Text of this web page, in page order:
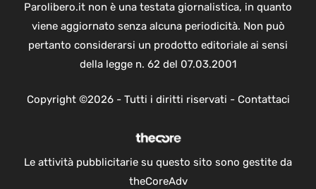
Parolibero.it non è una testata giornalistica, in quanto
viene aggiornato senza alcuna periodicità. Non può
pertanto considerarsi un prodotto editoriale ai sensi
della legge n. 62 del 07.03.2001
Copyright ©2026 - Tutti i diritti riservati - Contattaci
Le attività pubblicitarie su questo sito sono gestite da
theCoreAdv